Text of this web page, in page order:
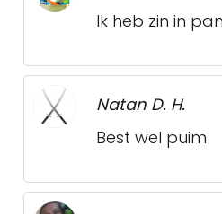
Ik heb zin in
Natan D. H.
Best wel puim